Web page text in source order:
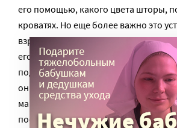
его помощью, какого цвета шторы,
кроватях. Но еще более важно это
взрослых слепых, которые живут
его помощью на Западе люди могут
подходит ли фиолетовая блузка к
они знают теоретически, но
магазине, или выбрать что-то в
посторонней помощью. В России до